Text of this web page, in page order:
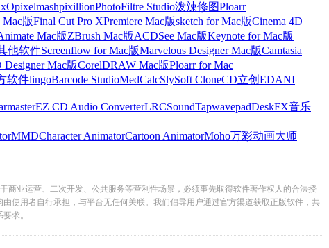
pixelmashpixillionPhotoFiltre Studio泼辣修图Ploarr
Mac版Final Cut Pro XPremiere Mac版sketch for Mac版Cinema 4D
Mac版ZBrush Mac版ACDSee Mac版Keynote for Mac版
他软件Screenflow for Mac版Marvelous Designer Mac版Camtasia
Designer Mac版CorelDRAW Mac版Ploarr for Mac
软件lingoBarcode StudioMedCalcSlySoft CloneCD立创EDANI
EZ CD Audio ConverterLRCSoundTapwavepadDeskFX音乐
MMDCharacter AnimatorCartoon AnimatorMoho万彩动画大师
业运营、二次开发、公共服务等营利性场景，必须事先取得软件著作权人的合法授
使用者自行承担，与平台无任何关联。我们倡导用户通过官方渠道获取正版软件，共
求。